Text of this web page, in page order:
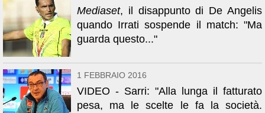
Mediaset, il disappunto di De Angelis
quando Irrati sospende il match: "Ma
guarda questo..."
1 FEBBRAIO 2016
VIDEO - Sarri: "Alla lunga il fatturato
pesa, ma le scelte le fa la società.